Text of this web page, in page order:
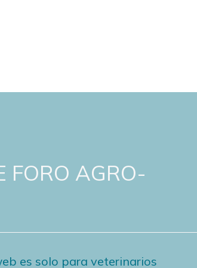
FORO AGRO-
es solo para veterinarios